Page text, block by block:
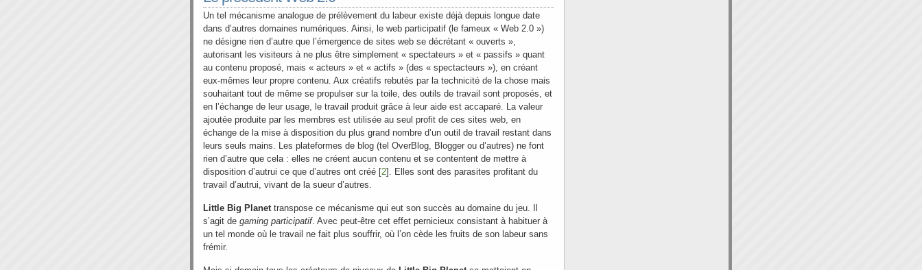
Un tel mécanisme analogue de prélèvement du labeur existe déjà depuis longue date
dans d’autres domaines numériques. Ainsi, le web participatif (le fameux « Web 2.0 »)
ne désigne rien d’autre que l’émergence de sites web se décrétant « ouverts »,
autorisant les visiteurs à ne plus être simplement « spectateurs » et « passifs » quant
au contenu proposé, mais « acteurs » et « actifs » (des « spectacteurs »), en créant
eux-mêmes leur propre contenu. Aux créatifs rebutés par la technicité de la chose mais
souhaitant tout de même se propulser sur la toile, des outils de travail sont proposés, et
en l’échange de leur usage, le travail produit grâce à leur aide est accaparé. La valeur
ajoutée produite par les membres est utilisée au seul profit de ces sites web, en
échange de la mise à disposition du plus grand nombre d’un outil de travail restant dans
leurs seuls mains. Les plateformes de blog (tel OverBlog, Blogger ou d’autres) ne font
rien d’autre que cela : elles ne créent aucun contenu et se contentent de mettre à
disposition d’autrui ce que d’autres ont créé [2]. Elles sont des parasites profitant du
travail d’autrui, vivant de la sueur d’autres.
Little Big Planettranspose ce mécanisme qui eut son succès au domaine du jeu. Il
s’agit de gaming participatif. Avec peut-être cet effet pernicieux consistant à habituer à
un tel monde où le travail ne fait plus souffrir, où l’on cède les fruits de son labeur sans
frémir.